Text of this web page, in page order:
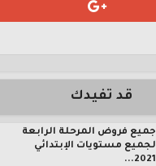
قد تفيدك
جميع فروض المرحلة الرابعة
لجميع مستويات الإبتدائي
2021...